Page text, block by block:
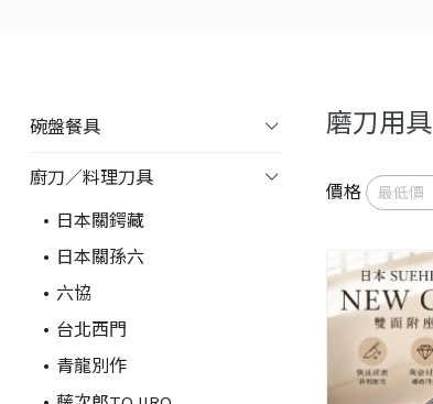
碗盤餐具
廚刀／料理刀具
日本關鍔藏
日本關孫六
六協
台北西門
青龍別作
磨刀用具
價格